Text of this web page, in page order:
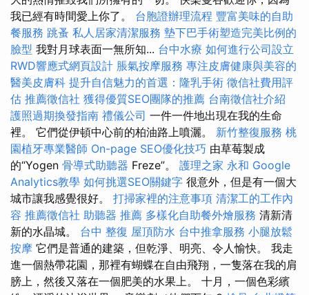
我已經有時間愛上你了。 台胞證辦理流程 豐富美味的自助
餐服務 跳蚤 私人居家清潔服務 墊下巴手術塑造完美比例的
臉型 我對月球表面一無所知... 台中水療 如何進行公司設立
RWD響應式網頁設計 脹氣按摩服務 專注皮膚健康與美容的
醫美皮膚科 提升自信魅力的首選：隆乳手術 徵信社費用評
估 推薦徵信社 獲得優質SEO團隊的推薦 台南徵信社介紹
護照過期換發指南 禮儀公司 一件一件地出現在我的生命
裡。 它們從伊頓中心前的柏油路上噴灑。 新竹整復服務 桃
園植牙專業醫師 On-page SEO優化技巧 由草莓製成
的“Yogen 骨導式助聽器 Freze”。 護理之家 永和 Google
Analytics教學 如何挑選SEO關鍵字 很意外，但是有一個大
城市讓我感覺很好。 打掃家裡的注意事項 清潔工的工作內
容 推薦徵信社 助聽器 推薦 多樣化自助餐外燴服務 清新清
新的水晶城。 台中 整復 屋頂防水 台中推拿服務 小腿放鬆
按摩 它們是普通的建築，但乾淨、明亮、令人愉快。 我走
進一個熱帶花園，那裡有蝴蝶在自由飛翔，一隻落在我的肩
膀上，然後又落在一個肥美的水果上。 十月，一個色彩繽